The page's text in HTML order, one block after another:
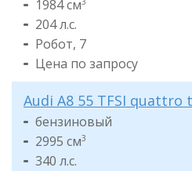
1984 см
204 л.с.
Робот, 7
Цена по запросу
Audi A8 55 TFSI
бензиновый
2995 см3
340 л.с.